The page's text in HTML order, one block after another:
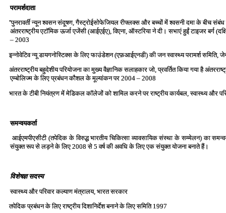
परामर्शदाता
''पुनरावर्ती न्‍यून श्‍वसन संदूषण, गैस्‍ट्रोईसोफेजियल रीफ्लक्‍स और बच्‍चों में श्‍वसनी दमा के बीच संबंध
अंतरराष्‍ट्रीय एटॉमिक ऊर्जा एजेंसी (आईएईए), विएना, ऑस्‍टरिया ने दी। सभाएं हुईं टाइजर बर्ग
– 2003
इन्‍नोवेटिव न्‍यू डायगनोस्टिक्‍स के लिए फाउंडेशन (एफ़आईएनडी) की जन स्‍वास्‍थ्‍य परामर्श समिति,
अंतरराष्‍ट्रीय बहुदेशीय परियोजना का मुख्‍य वैज्ञानिक सलाहकार जो, प्रवर्तित किया गया है
एम्‍बोलिज्‍म के लिए प्रबंधन कौशल के मूल्‍यांकन पर 2004 – 2008
भारत के टीबी नियंत्रण में मेडिकल कॉलेजों को शामिल करने पर राष्‍ट्रीय कार्यबल, स्‍वास्‍थ्‍य और
समन्‍वयकर्ता
आईएमपीएसीटी (तपेदिक के विरुद्ध भारतीय चिकित्‍सा व्‍यावसायिक संस्‍था के सम्‍मेलन) का
संयुक्‍त रूप से लड़ने के लिए 2008 से 5 वर्ष की अवधि के लिए एक संयुक्‍त योजना बनाते हैं।
विशेषज्ञ सदस्‍य
स्‍वास्‍थ्‍य और परिवार कल्‍याण मंत्रालय, भारत सरकार
तपेदिक प्रबंधन के लिए राष्‍ट्रीय दिशानिर्देश बनाने के लिए समिति 1997